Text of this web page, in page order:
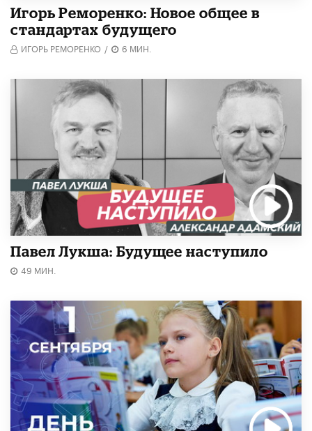
Игорь Реморенко: Новое общее в
стандартах будущего
ИГОРЬ РЕМОРЕНКО / 6 МИН.
Павел Лукша: Будущее наступило
49 МИН.